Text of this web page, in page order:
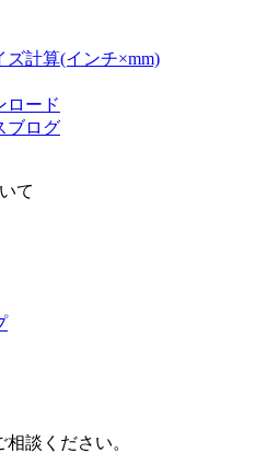
ズ計算(インチ×mm)
ロード
ブログ
て
談ください。